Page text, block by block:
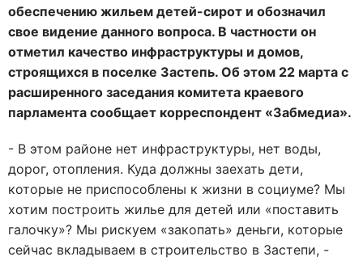
обеспечению жильем детей-сирот и обозначил
свое видение данного вопроса. В частности он
отметил качество инфраструктуры и домов,
строящихся в поселке Застепь. Об этом 22 марта с
расширенного заседания комитета краевого
парламента сообщает корреспондент «Забмедиа».
- В этом районе нет инфраструктуры, нет воды,
дорог, отопления. Куда должны заехать дети,
которые не приспособлены к жизни в социуме? Мы
хотим построить жилье для детей или «поставить
галочку»? Мы рискуем «закопать» деньги, которые
сейчас вкладываем в строительство в Застепи, -